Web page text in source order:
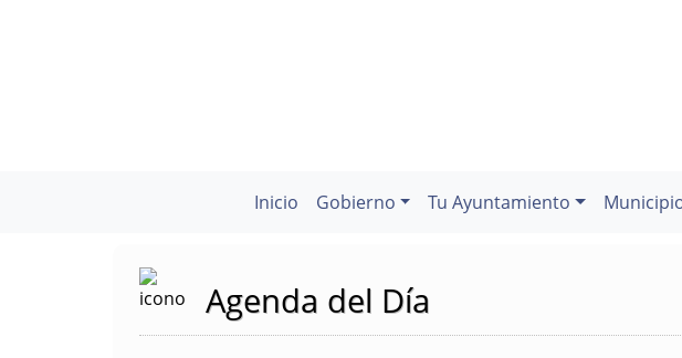
Inicio Gobierno Tu Ayuntamiento
Agenda del Día